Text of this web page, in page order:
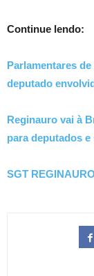
Continue lendo:
Parlamentares
deputado
Reginauro vai à
para deputados e
SGT